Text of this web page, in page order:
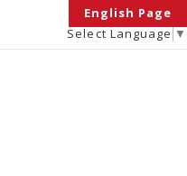
English Page
Select Language ▼